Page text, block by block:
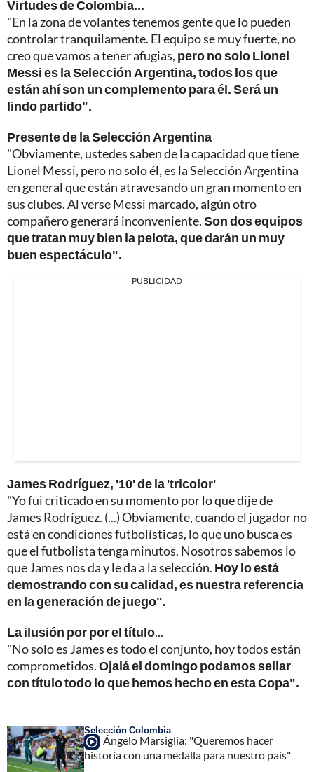
Virtudes de Colombia...
"En la zona de volantes tenemos gente que lo pueden
controlar tranquilamente. El equipo se muy fuerte, no
creo que vamos a tener afugias, pero no solo Lionel
Messi es la Selección Argentina, todos los que
están ahí son un complemento para él. Será un
lindo partido".
Presente de la Selección Argentina
"Obviamente, ustedes saben de la capacidad que tiene
Lionel Messi, pero no solo él, es la Selección Argentina
en general que están atravesando un gran momento en
sus clubes. Al verse Messi marcado, algún otro
compañero generará inconveniente.Son dos equipos
que tratan muy bien la pelota, que darán un muy
buen espectáculo".
PUBLICIDAD
James Rodríguez, '10' de la 'tricolor'
"Yo fui criticado en su momento por lo que dije de
James Rodríguez. (...) Obviamente, cuando el jugador no
está en condiciones futbolísticas, lo que uno busca es
que el futbolista tenga minutos. Nosotros sabemos lo
que James nos da y le da a la selección. Hoy lo está
demostrando con su calidad, es nuestra referencia
en la generación de juego".
La ilusión por por el título...
"No solo es James es todo el conjunto, hoy todos están
comprometidos.Ojalá el domingo podamos sellar
con título todo lo que hemos hecho en esta Copa".
Selección Colombia
Ángelo Marsiglia: "Queremos hacer
historia con una medalla para nuestro país"